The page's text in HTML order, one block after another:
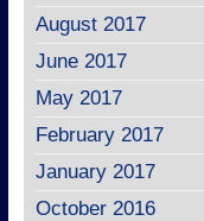
August 2017
June 2017
May 2017
February 2017
January 2017
October 2016